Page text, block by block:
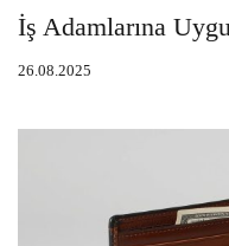
İş Adamlarına
26.08.2025